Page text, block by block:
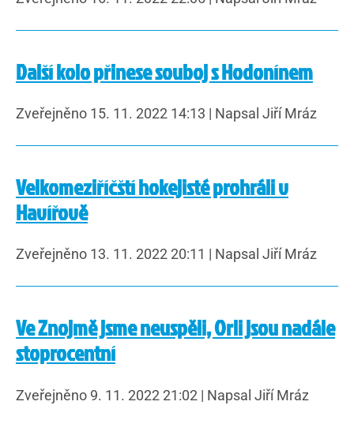
Další kolo přinese souboj s Hodonínem
Zveřejněno 15. 11. 2022 14:13 | Napsal Jiří Mráz
Velkomeziříčští hokejisté prohráli v
Havířově
Zveřejněno 13. 11. 2022 20:11 | Napsal Jiří Mráz
Ve Znojmě jsme neuspěli, Orli jsou nadále
stoprocentní
Zveřejněno 9. 11. 2022 21:02 | Napsal Jiří Mráz